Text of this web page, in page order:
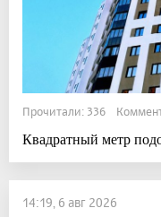
Прочитали: 336
Квадратный метр
14:19, 6 авг 2026